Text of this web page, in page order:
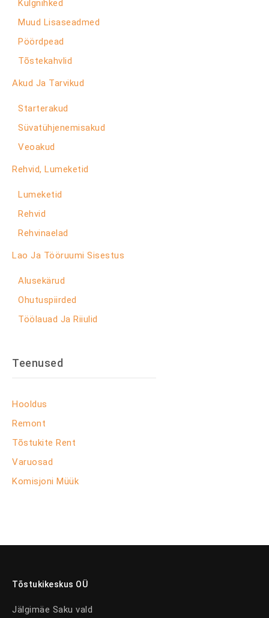
Külgnihked
Muud Lisaseadmed
Pöördpead
Tõstekahvlid
Akud Ja Tarvikud
Starterakud
Süvatühjenemisakud
Veoakud
Rehvid, Lumeketid
Lumeketid
Rehvid
Rehvinaelad
Lao Ja Tööruumi Sisestus
Alusekärud
Ohutuspiirded
Töölauad Ja Riiulid
Teenused
Hooldus
Remont
Tõstukite Rent
Varuosad
Komisjoni Müük
Tõstukikeskus OÜ
Jälgimäe Saku vald